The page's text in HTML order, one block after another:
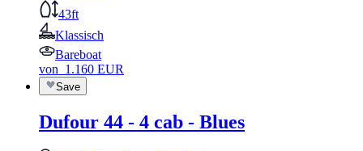
43ft
Klassisch
Bareboat
von 1.160 EUR
Save
Dufour 44 - 4 cab - Blues